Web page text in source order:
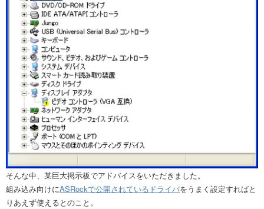
そんな中、某巨大掲示板でアドバイスをいただきました。
組み込み向けにASRockで公開されているドライバをうまく設定すればと
りあえず使えるとのこと。